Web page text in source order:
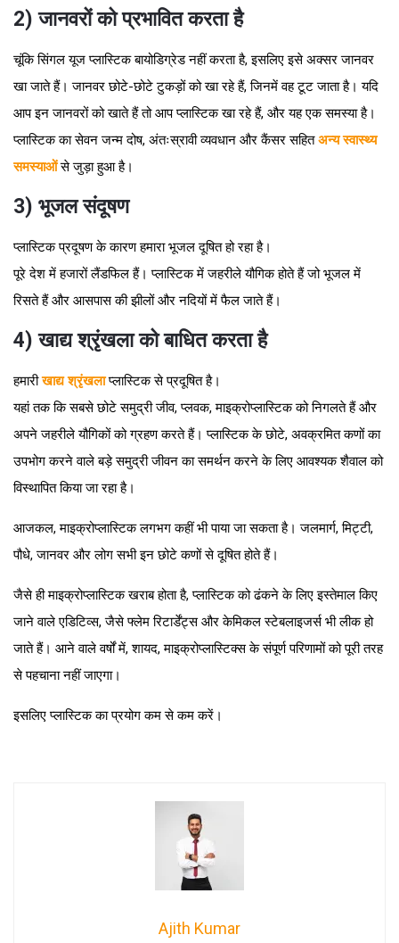
2) जानवरों को प्रभावित करता है
चूंकि सिंगल यूज प्लास्टिक बायोडिग्रेड नहीं करता है, इसलिए इसे अक्सर जानवर
खा जाते हैं। जानवर छोटे-छोटे टुकड़ों को खा रहे हैं, जिनमें वह टूट जाता है। यदि
आप इन जानवरों को खाते हैं तो आप प्लास्टिक खा रहे हैं, और यह एक समस्या है।
प्लास्टिक का सेवन जन्म दोष, अंतःस्रावी व्यवधान और कैंसर सहितअन्य स्वास्थ्य
समस्याओंसे जुड़ा हुआ है।
3) भूजल संदूषण
प्लास्टिक प्रदूषण के कारण हमारा भूजल दूषित हो रहा है।
पूरे देश में हजारों लैंडफिल हैं। प्लास्टिक में जहरीले यौगिक होते हैं जो भूजल में
रिसते हैं और आसपास की झीलों और नदियों में फैल जाते हैं।
4) खाद्य श्रृंखला को बाधित करता है
हमारीखाद्य श्रृंखलाप्लास्टिक से प्रदूषित है।
यहां तक ​​​​कि सबसे छोटे समुद्री जीव, प्लवक, माइक्रोप्लास्टिक को निगलते हैं और
अपने जहरीले यौगिकों को ग्रहण करते हैं। प्लास्टिक के छोटे, अवक्रमित कणों का
उपभोग करने वाले बड़े समुद्री जीवन का समर्थन करने के लिए आवश्यक शैवाल को
विस्थापित किया जा रहा है।
आजकल, माइक्रोप्लास्टिक लगभग कहीं भी पाया जा सकता है। जलमार्ग, मिट्टी,
पौधे, जानवर और लोग सभी इन छोटे कणों से दूषित होते हैं।
जैसे ही माइक्रोप्लास्टिक खराब होता है, प्लास्टिक को ढंकने के लिए इस्तेमाल किए
जाने वाले एडिटिव्स, जैसे फ्लेम रिटार्डेंट्स और केमिकल स्टेबलाइजर्स भी लीक हो
जाते हैं। आने वाले वर्षों में, शायद, माइक्रोप्लास्टिक्स के संपूर्ण परिणामों को पूरी तरह
से पहचाना नहीं जाएगा।
इसलिए प्लास्टिक का प्रयोग कम से कम करें।
Ajith Kumar